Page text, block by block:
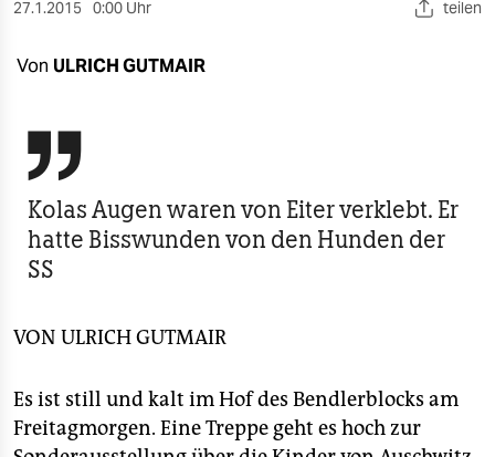
verlag
verlag
veranstaltungen
shop
abo
genossenschaft
27.1.2015 0:00 Uhr teilen
Von ULRICH GUTMAIR

Kolas Augen waren von Eiter verklebt. Er
hatte Bisswunden von den Hunden der
SS
VON ULRICH GUTMAIR
Es ist still und kalt im Hof des Bendlerblocks am
Freitagmorgen. Eine Treppe geht es hoch zur